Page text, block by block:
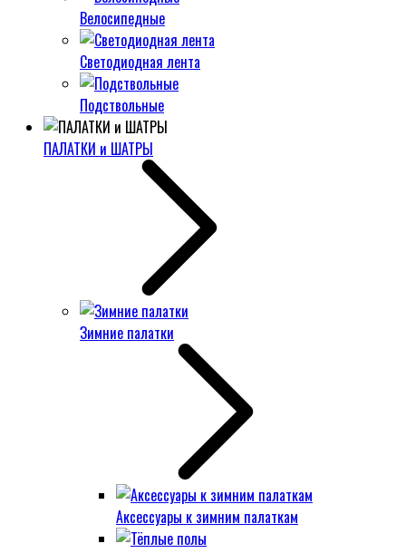
Велосипедные
Светодиодная лента
Подствольные
ПАЛАТКИ и ШАТРЫ
Зимние палатки
Аксессуары к зимним палаткам